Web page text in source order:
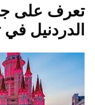
تعرف على
الدردنيل في